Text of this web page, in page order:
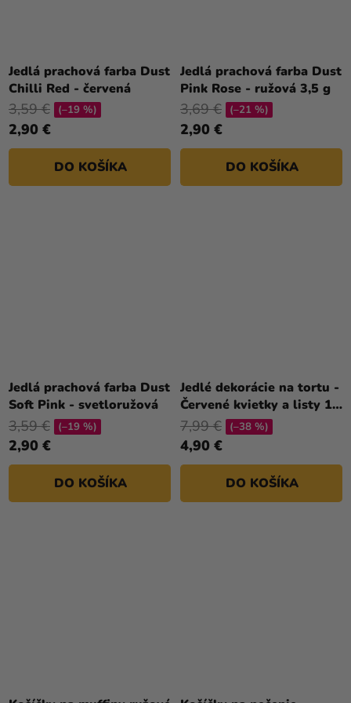
Jedlá prachová farba Dust
Chilli Red - červená
2,90 €
3,59 € (–19 %)
DO KOŠÍKA
Jedlá prachová farba Dust
Pink Rose - ružová 3,5 g
2,90 €
3,69 € (–21 %)
DO KOŠÍKA
Jedlá prachová farba Dust
Soft Pink - svetloružová
2,90 €
3,59 € (–19 %)
DO KOŠÍKA
Jedlé dekorácie na tortu -
Červené kvietky a listy 10
ks
4,90 €
7,99 € (–38 %)
DO KOŠÍKA